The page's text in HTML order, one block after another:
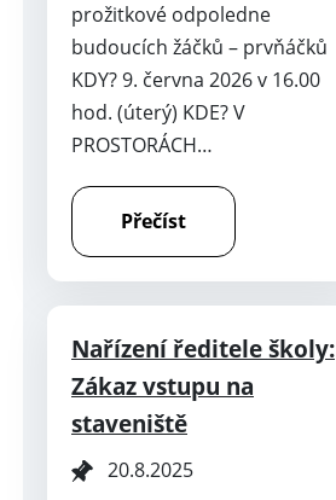
prožitkové odpoledne
budoucích žáčků – prvňáčků
KDY? 9. června 2026 v 16.00
hod. (úterý) KDE? V
PROSTORÁCH…
Přečíst
Nařízení ředitele školy:
Zákaz vstupu na
staveniště
20.8.2025